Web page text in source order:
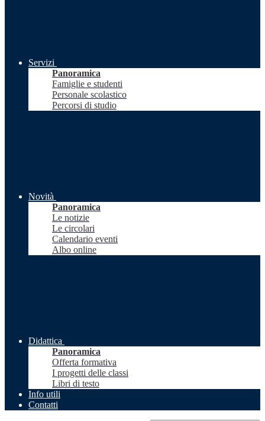
Servizi
Panoramica
Famiglie e studenti
Personale scolastico
Percorsi di studio
Novità
Panoramica
Le notizie
Le circolari
Calendario eventi
Albo online
Didattica
Panoramica
Offerta formativa
I progetti delle classi
Libri di testo
Info utili
Contatti